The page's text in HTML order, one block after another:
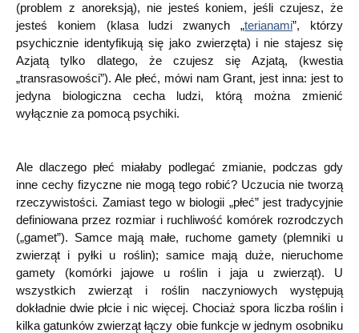
(problem z anoreksją), nie jesteś koniem, jeśli czujesz, że
jesteś koniem (klasa ludzi zwanych „terianami”, którzy
psychicznie identyfikują się jako zwierzęta) i nie stajesz się
Azjatą tylko dlatego, że czujesz się Azjatą, (kwestia
„transrasowości”). Ale płeć, mówi nam Grant, jest inna: jest to
jedyna biologiczna cecha ludzi, którą można zmienić
wyłącznie za pomocą psychiki.
Ale dlaczego płeć miałaby podlegać zmianie, podczas gdy
inne cechy fizyczne nie mogą tego robić? Uczucia nie tworzą
rzeczywistości. Zamiast tego w biologii „płeć” jest tradycyjnie
definiowana przez rozmiar i ruchliwość komórek rozrodczych
(„gamet”). Samce mają małe, ruchome gamety (plemniki u
zwierząt i pyłki u roślin); samice mają duże, nieruchome
gamety (komórki jajowe u roślin i jaja u zwierząt). U
wszystkich zwierząt i roślin naczyniowych występują
dokładnie dwie płcie i nic więcej. Chociaż spora liczba roślin i
kilka gatunków zwierząt łączy obie funkcje w jednym osobniku